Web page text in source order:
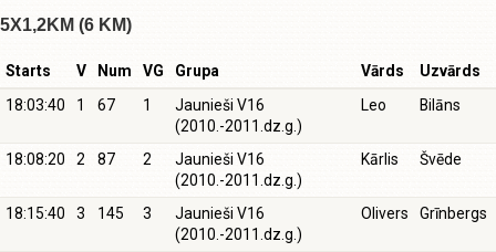
5X1,2KM (6 KM)
Starts V Num VG Grupa Vārds
Uzvārds
18:03:40
1 67 1
Jaunieši V16
(2010.-2011.dz.g.)
Leo Bilāns
18:08:20 2 87 2
Jaunieši V16
(2010.-2011.dz.g.)
Kārlis Švēde
18:15:40 3 145 3
Jaunieši V16
(2010.-2011.dz.g.)
Olivers Grīnbergs